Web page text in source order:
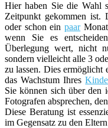
Hier haben Sie die Wahl
Zeitpunkt gekommen
oder schon einpaar
wenn Sie es
Überlegung wert, nicht
sondern vielleicht alle 3
zu lassen. Dies ermöglicht
das Wachstum Ihres
Sie können sich über den
Fotografen absprechen,
Diese Beratung ist
im Gegensatz zu den